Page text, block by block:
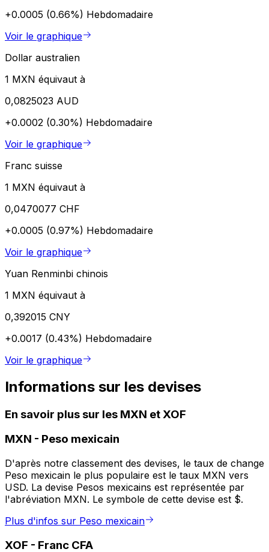
+0.0005 (0.66%) Hebdomadaire
Voir le graphique
Dollar australien
1 MXN équivaut à
0,0825023 AUD
+0.0002 (0.30%) Hebdomadaire
Voir le graphique
Franc suisse
1 MXN équivaut à
0,0470077 CHF
+0.0005 (0.97%) Hebdomadaire
Voir le graphique
Yuan Renminbi chinois
1 MXN équivaut à
0,392015 CNY
+0.0017 (0.43%) Hebdomadaire
Voir le graphique
Informations sur les devises
En savoir plus sur les MXN et XOF
MXN - Peso mexicain
D'après notre classement des devises, le taux de change
Peso mexicain le plus populaire est le taux MXN vers
USD. La devise Pesos mexicains est représentée par
l'abréviation MXN. Le symbole de cette devise est $.
Plus d'infos sur Peso mexicain
XOF - Franc CFA